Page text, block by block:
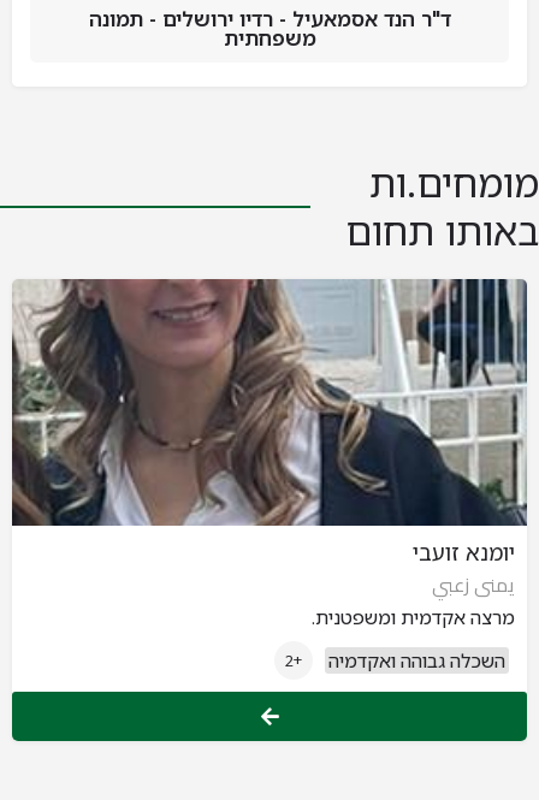
ד"ר הנד אסמאעיל - רדיו ירושלים - תמונה
משפחתית
מומחים.ות
באותו תחום
יומנא זועבי
يمنى زعبي
מרצה אקדמית ומשפטנית.
השכלה גבוהה ואקדמיה
+2